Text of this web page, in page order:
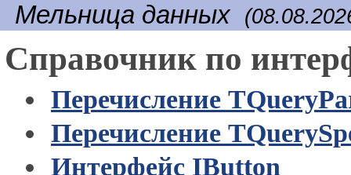
Мельница данных
Справочник по
Перечисление
Перечисление
Интерфейс IButton